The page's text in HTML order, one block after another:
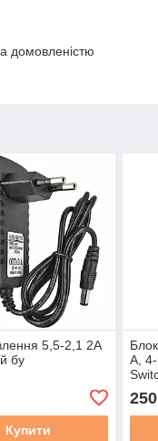
домовленістю
5,5-2,1 2A
бу
Купити
А, 4-
250